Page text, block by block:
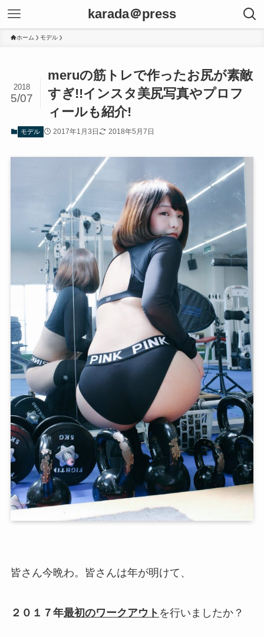
karada＠press
ホーム モデル
meruの筋トレで作ったお尻が素敵
すぎ!!インスタ美尻写真やプロフ
ィールも紹介!
2018
5/07
モデル 2017年1月3日 2018年5月7日
皆さん今晩わ。皆さんは年が明けて、
２０１７年最初のワークアウト を行いましたか？